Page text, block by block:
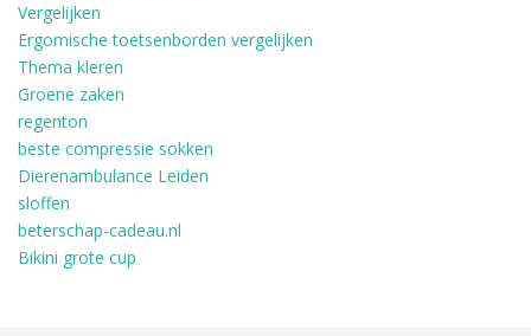
Vergelijken
Ergomische toetsenborden vergelijken
Thema kleren
Groene zaken
regenton
beste compressie sokken
Dierenambulance Leiden
sloffen
beterschap-cadeau.nl
Bikini grote cup